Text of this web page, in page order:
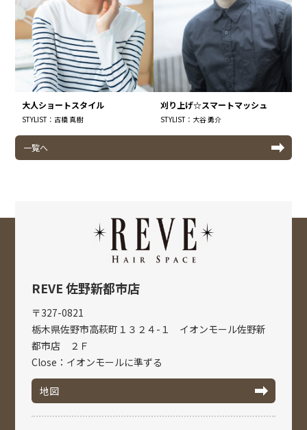
一覧へ
大人ショートスタイル
STYLIST：古橋 真樹
刈り上げ☆スマートマッシュ
STYLIST：大谷 勇介
REVE 佐野新都市店
〒327-0821
栃木県佐野市高萩町１３２４-１ イオンモール佐野新
都市店 ２Ｆ
Close：イオンモールに準ずる
地図